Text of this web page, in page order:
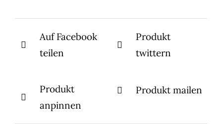
Auf Facebook
teilen
Produkt
twittern
Produkt
anpinnen
Produkt mailen